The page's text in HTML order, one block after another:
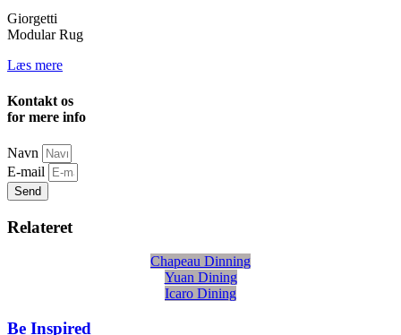
Giorgetti
Modular Rug
Læs mere
Kontakt os
for mere info
Navn
E-mail
Send
Relateret
Chapeau Dinning
Yuan Dining
Icaro Dining
Be Inspired